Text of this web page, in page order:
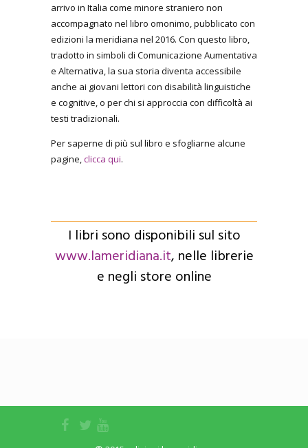
arrivo in Italia come minore straniero non
accompagnato nel libro omonimo, pubblicato con
edizioni la meridiana nel 2016. Con questo libro,
tradotto in simboli di Comunicazione Aumentativa
e Alternativa, la sua storia diventa accessibile
anche ai giovani lettori con disabilità linguistiche
e cognitive, o per chi si approccia con difficoltà ai
testi tradizionali.
Per saperne di più sul libro e sfogliarne alcune
pagine,clicca qui.
I libri sono disponibili sul sito
www.lameridiana.it, nelle librerie
e negli store online